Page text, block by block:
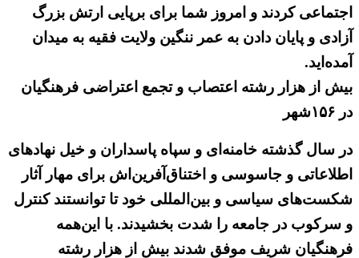
اجتماعی کردند و امروز شما برای برپایی ارتش بزرگ
آزادی و پایان دادن به ‌عمر ننگین ولایت فقیه به ‌میدان
آمده‌اید.
بیش از هزار رشته اعتصاب و تجمع اعتراضی فرهنگیان
در ۱۵۶شهر
در سال گذشته خامنه‌ای و سپاه پاسداران و خیل نهادهای
اطلاعاتی و جاسوسی و اختناق‌آفرین‌اش برای مهار آثار
شکست‌های سیاسی و بین‌المللی خود تا توانستند کنترل
و سرکوب در جامعه را شدت بخشیدند. با این‌همه
فرهنگیان شریف موفق شدند بیش از هزار رشته